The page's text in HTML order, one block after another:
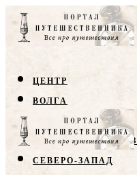
ЦЕНТР
ВОЛГА
КРЫМ
СЕВЕРНЫЙ КАВКАЗ
СЕВЕРО-ЗАПАД